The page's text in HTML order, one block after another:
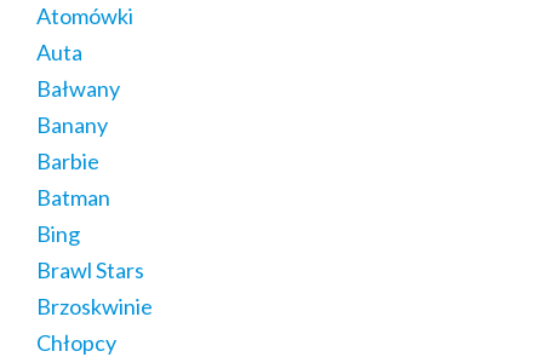
Atomówki
Auta
Bałwany
Banany
Barbie
Batman
Bing
Brawl Stars
Brzoskwinie
Chłopcy